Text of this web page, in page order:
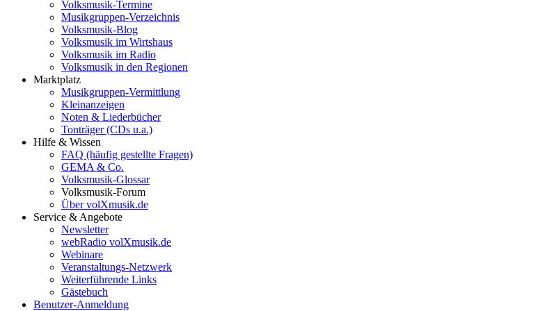
Volksmusik-Termine
Musikgruppen-Verzeichnis
Volksmusik-Blog
Volksmusik im Wirtshaus
Volksmusik im Radio
Volksmusik in den Regionen
Marktplatz
Musikgruppen-Vermittlung
Kleinanzeigen
Noten & Liederbücher
Tonträger (CDs u.a.)
Hilfe & Wissen
FAQ (häufig gestellte Fragen)
GEMA & Co.
Volksmusik-Glossar
Volksmusik-Forum
Über volXmusik.de
Service & Angebote
Newsletter
webRadio volXmusik.de
Webinare
Veranstaltungs-Netzwerk
Weiterführende Links
Gästebuch
Benutzer-Anmeldung